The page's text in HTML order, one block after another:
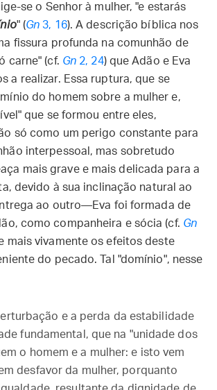
se o Senhor à mulher, "e estarás
" (Gn 3, 16). A descrição bíblica nos
fissura profunda na comunhão de
carne" (cf. Gn 2, 24) que Adão e Eva
a realizar. Essa ruptura, que se
do homem sobre a mulher e,
que se formou entre eles,
só como um perigo constante para
interpessoal, mas sobretudo
mais grave e mais delicada para a
devido à sua inclinação natural ao
ao outro—Eva foi formada de
como companheira e sócia (cf. Gn
mais vivamente os efeitos deste
do pecado. Tal "domínio", nesse
e a perda da estabilidade
fundamental, que na "unidade dos
o homem e a mulher: e isto vem
desfavor da mulher, porquanto